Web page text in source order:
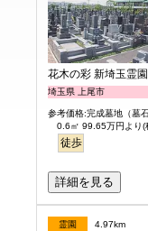
花木の彩 新埼玉霊園
埼玉県 上尾市
参考価格:完成墓地（墓石
0.6㎡ 99.65万円より(
徒歩
詳細を見る
霊園 4.97km